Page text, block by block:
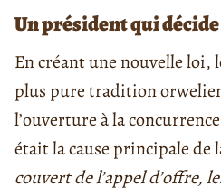
Un président qui
En créant une nouvelle loi,
plus pure tradition
l’ouverture à la
était la cause principale
couvert de l’appel d’offre,